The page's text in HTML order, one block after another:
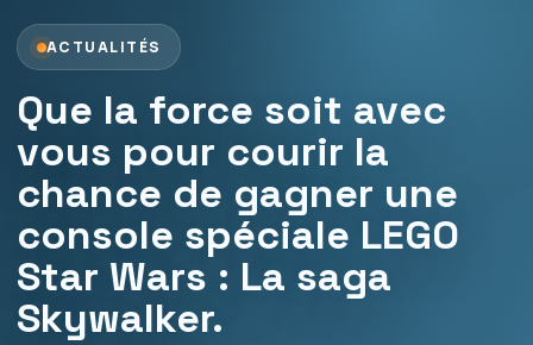
ACTUALITÉS
Que la force soit avec
vous pour courir la
chance de gagner une
console spéciale LEGO
Star Wars : La saga
Skywalker.